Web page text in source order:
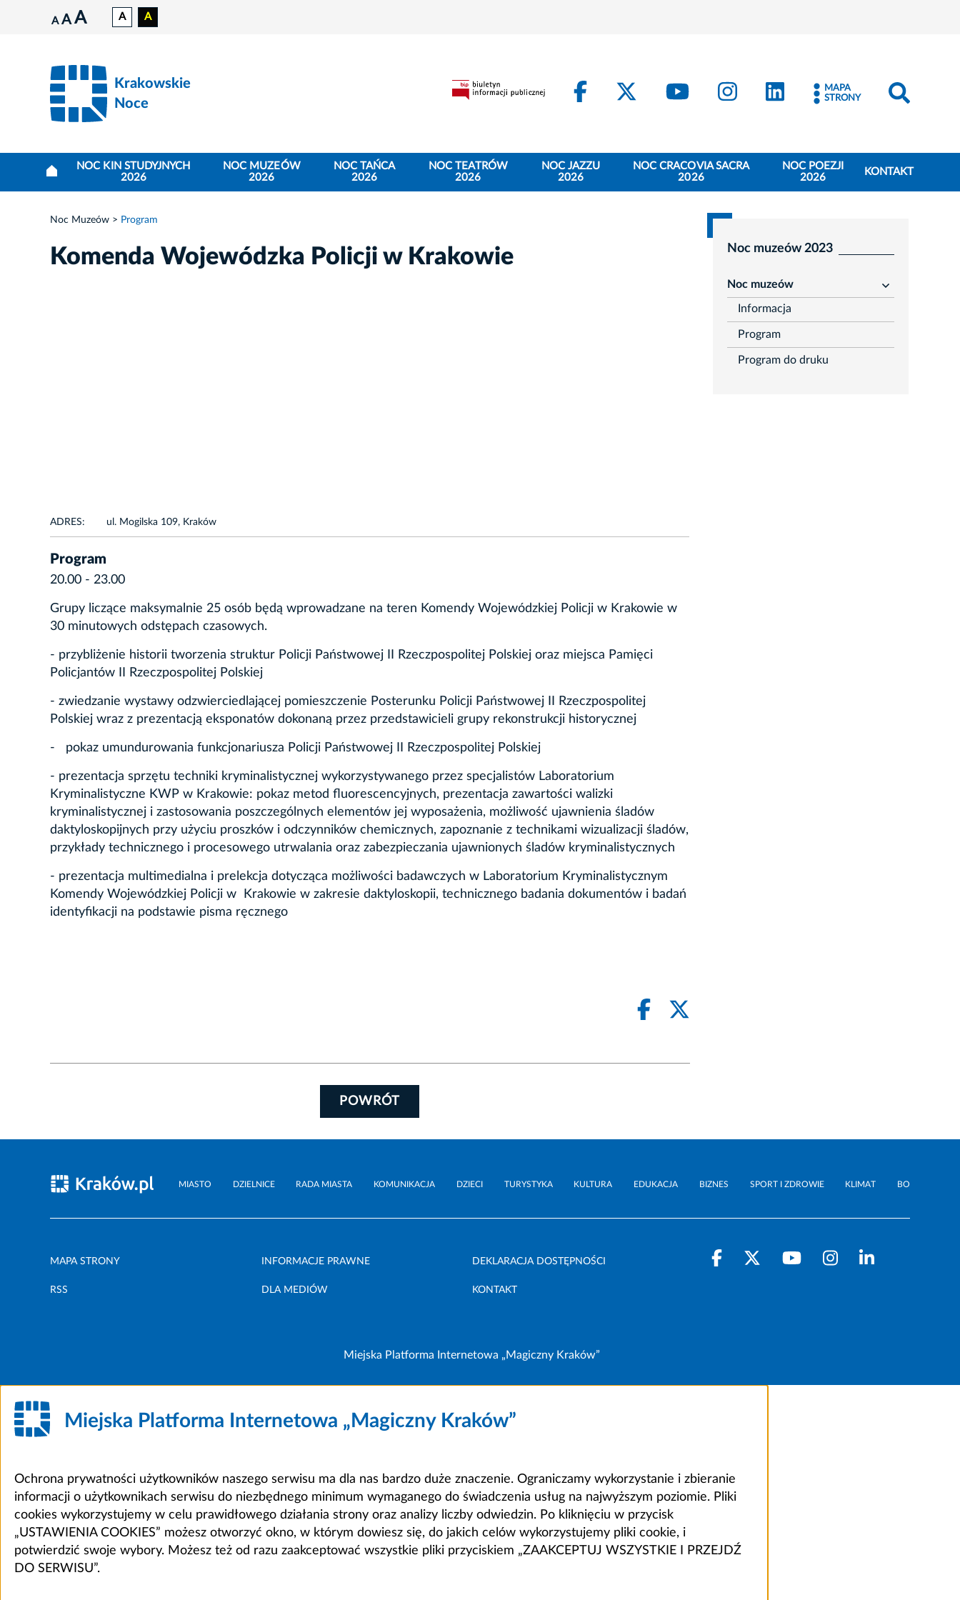
A A A A A
Krakowskie
Noce
FacebookKraków - X
Kraków - YouTube
Kraków - Instagram
Kraków - LinkedIn
MAPA
STRONY
NOC KIN STUDYJNYCH
2026
NOC MUZEÓW
2026
NOC TAŃCA
2026
NOC TEATRÓW
2026
NOC JAZZU
2026
NOC CRACOVIA SACRA
2026
NOC POEZJI
2026
KONTAKT
Noc Muzeów Program
Komenda Wojewódzka Policji w Krakowie
ADRES: ul. Mogilska 109, Kraków
Program
20.00 - 23.00
Grupy liczące maksymalnie 25 osób będą wprowadzane na teren Komendy Wojewódzkiej Policji w Krakowie w
30 minutowych odstępach czasowych.
- przybliżenie historii tworzenia struktur Policji Państwowej II Rzeczpospolitej Polskiej oraz miejsca Pamięci
Policjantów II Rzeczpospolitej Polskiej
- zwiedzanie wystawy odzwierciedlającej pomieszczenie Posterunku Policji Państwowej II Rzeczpospolitej
Polskiej wraz z prezentacją eksponatów dokonaną przez przedstawicieli grupy rekonstrukcji historycznej
- pokaz umundurowania funkcjonariusza Policji Państwowej II Rzeczpospolitej Polskiej
- prezentacja sprzętu techniki kryminalistycznej wykorzystywanego przez specjalistów Laboratorium
Kryminalistyczne KWP w Krakowie: pokaz metod fluorescencyjnych, prezentacja zawartości walizki
kryminalistycznej i zastosowania poszczególnych elementów jej wyposażenia, możliwość ujawnienia śladów
daktyloskopijnych przy użyciu proszków i odczynników chemicznych, zapoznanie z technikami wizualizacji śladów,
przykłady technicznego i procesowego utrwalania oraz zabezpieczania ujawnionych śladów kryminalistycznych
- prezentacja multimedialna i prelekcja dotycząca możliwości badawczych w Laboratorium Kryminalistycznym
Komendy Wojewódzkiej Policji w Krakowie w zakresie daktyloskopii, technicznego badania dokumentów i badań
identyfikacji na podstawie pisma ręcznego
POWRÓT
Noc muzeów 2023
Noc muzeów
rozwiń
Informacja
Program
Program do druku
MIASTO DZIELNICE RADA MIASTA KOMUNIKACJA DZIECI TURYSTYKA KULTURA EDUKACJA BIZNES SPORT I ZDROWIE KLIMAT BO
MAPA STRONY INFORMACJE PRAWNE DEKLARACJA DOSTĘPNOŚCI
RSS DLA MEDIÓW KONTAKT
Miejska Platforma Internetowa „Magiczny Kraków”
Miejska Platforma Internetowa „Magiczny Kraków”
Ochrona prywatności użytkowników naszego serwisu ma dla nas bardzo duże znaczenie. Ograniczamy wykorzystanie i zbieranie
informacji o użytkownikach serwisu do niezbędnego minimum wymaganego do świadczenia usług na najwyższym poziomie. Pliki
cookies wykorzystujemy w celu prawidłowego działania strony oraz analizy liczby odwiedzin. Po kliknięciu w przycisk
„USTAWIENIA COOKIES” możesz otworzyć okno, w którym dowiesz się, do jakich celów wykorzystujemy pliki cookie, i
potwierdzić swoje wybory. Możesz też od razu zaakceptować wszystkie pliki przyciskiem „ZAAKCEPTUJ WSZYSTKIE I PRZEJDŹ
DO SERWISU”.